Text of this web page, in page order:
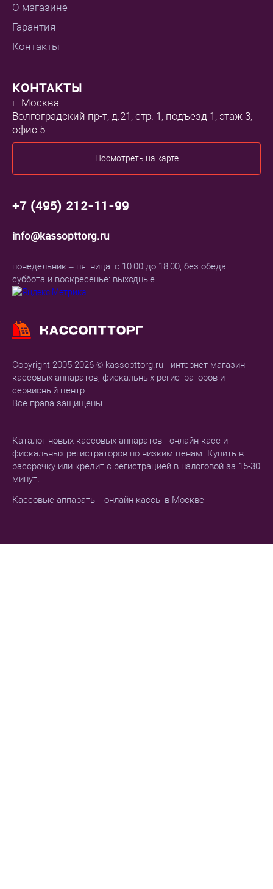
О магазине
Гарантия
Контакты
Copyright 2005-2026 © kassopttorg.ru - интернет-магазин
кассовых аппаратов, фискальных регистраторов и
сервисный центр.
Все права защищены.
Каталог новых кассовых аппаратов - онлайн-касс и
фискальных регистраторов по низким ценам. Купить в
рассрочку или кредит с регистрацией в налоговой за 15-30
минут.
Кассовые аппараты - онлайн кассы в Москве
КОНТАКТЫ
г. Москва
Волгоградский пр-т, д.21, стр. 1, подъезд 1, этаж 3,
офис 5
Посмотреть на карте
+7 (495) 212-11-99
info@kassopttorg.ru
понедельник – пятница: с 10:00 до 18:00, без обеда
суббота и воскресенье: выходные